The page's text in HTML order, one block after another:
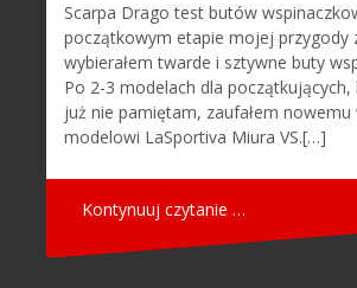
Scarpa Drago test butów
początkowym etapie mojej przygody
wybierałem twarde i sztywne buty
Po 2-3 modelach dla
już nie pamiętam, zaufałem nowemu
modelowi LaSportiva Miura VS.[…]
Kontynuuj czytanie …